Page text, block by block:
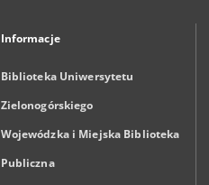
Informacje
Biblioteka Uniwersytetu
Zielonogórskiego
Wojewódzka i Miejska Biblioteka
Publiczna